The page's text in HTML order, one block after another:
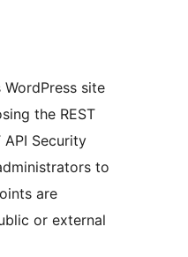
WordPress site
the REST
API Security
to
are
or external